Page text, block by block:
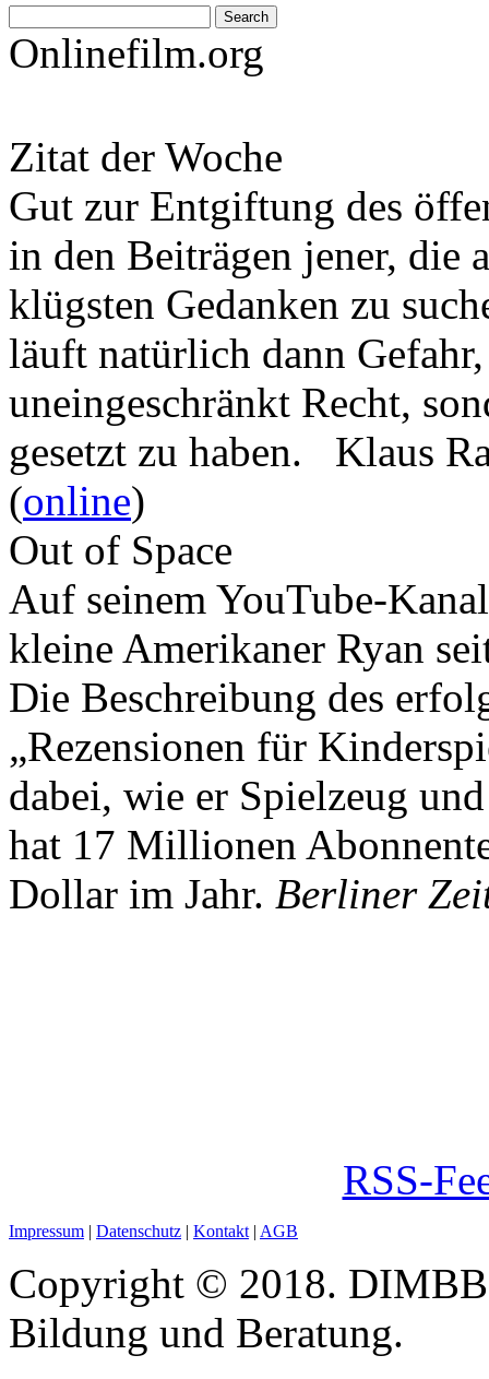
Onlinefilm.org
Zitat der Woche
Gut zur Entgiftung des
in den Beiträgen jener, die
klügsten Gedanken zu
läuft natürlich dann
uneingeschränkt Recht,
gesetzt zu haben. Klaus
(online)
Out of Space
Auf seinem YouTube-
kleine Amerikaner Ryan
Die Beschreibung des
„Rezensionen für
dabei, wie er Spielzeug
hat 17 Millionen
Dollar im Jahr. Berliner
RSS-
Impressum | Datenschutz | Kontakt | AGB
Copyright © 2018.
Bildung und Beratung.